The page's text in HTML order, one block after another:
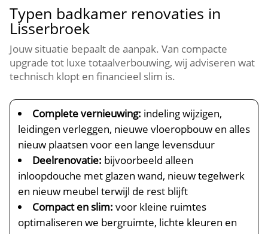
Typen badkamer renovaties in
Lisserbroek
Jouw situatie bepaalt de aanpak.​ Van compacte
upgrade tot luxe totaalverbouwing, wij adviseren wat
technisch klopt en financieel slim is.​
Complete vernieuwing: indeling wijzigen,
leidingen verleggen, nieuwe vloeropbouw en alles
nieuw plaatsen voor een lange levensduur
Deelrenovatie: bijvoorbeeld alleen
inloopdouche met glazen wand, nieuw tegelwerk
en nieuw meubel terwijl de rest blijft
Compact en slim: voor kleine ruimtes
optimaliseren we bergruimte, lichte kleuren en